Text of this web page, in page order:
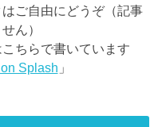
ご自由にどうぞ（記事
ん）
ちらで書いています
Splash 」